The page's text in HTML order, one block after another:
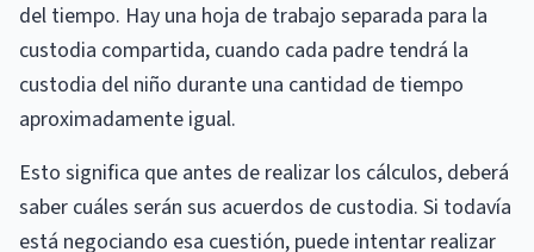
del tiempo. Hay una hoja de trabajo separada para la
custodia compartida, cuando cada padre tendrá la
custodia del niño durante una cantidad de tiempo
aproximadamente igual.
Esto significa que antes de realizar los cálculos, deberá
saber cuáles serán sus acuerdos de custodia. Si todavía
está negociando esa cuestión, puede intentar realizar